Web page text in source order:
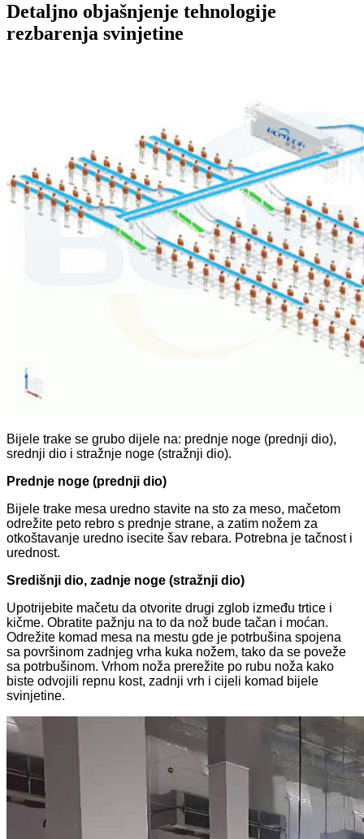
Detaljno objašnjenje tehnologije
rezbarenja svinjetine
Bijele trake se grubo dijele na: prednje noge (prednji dio),
srednji dio i stražnje noge (stražnji dio).
Prednje noge (prednji dio)
Bijele trake mesa uredno stavite na sto za meso, mačetom
odrežite peto rebro s prednje strane, a zatim nožem za
otkoštavanje uredno isecite šav rebara. Potrebna je tačnost i
urednost.
Središnji dio, zadnje noge (stražnji dio)
Upotrijebite mačetu da otvorite drugi zglob između trtice i
kičme. Obratite pažnju na to da nož bude tačan i moćan.
Odrežite komad mesa na mestu gde je potrbušina spojena
sa površinom zadnjeg vrha kuka nožem, tako da se poveže
sa potrbušinom. Vrhom noža prerežite po rubu noža kako
biste odvojili repnu kost, zadnji vrh i cijeli komad bijele
svinjetine.